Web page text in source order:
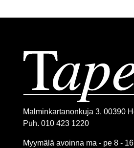
Malminkartanonkuja 3, 00390
Puh. 010 423 1220
Myymälä avoinna ma - pe 8 - 16